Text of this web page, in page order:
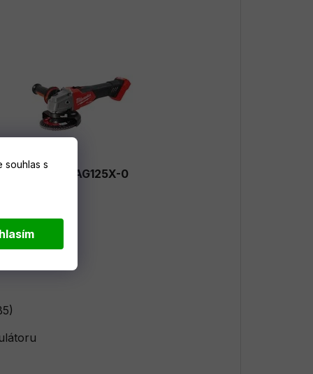
souhlas s
M18 FSAG125X-0